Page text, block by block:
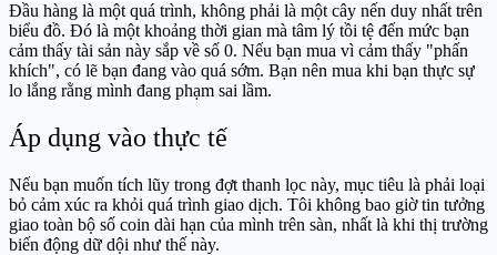
Đầu hàng là một quá trình, không phải là một cây nến duy nhất trên
biểu đồ. Đó là một khoảng thời gian mà tâm lý tồi tệ đến mức bạn
cảm thấy tài sản này sắp về số 0. Nếu bạn mua vì cảm thấy "phấn
khích", có lẽ bạn đang vào quá sớm. Bạn nên mua khi bạn thực sự
lo lắng rằng mình đang phạm sai lầm.
Áp dụng vào thực tế
Nếu bạn muốn tích lũy trong đợt thanh lọc này, mục tiêu là phải loại
bỏ cảm xúc ra khỏi quá trình giao dịch. Tôi không bao giờ tin tưởng
giao toàn bộ số coin dài hạn của mình trên sàn, nhất là khi thị trường
biến động dữ dội như thế này.